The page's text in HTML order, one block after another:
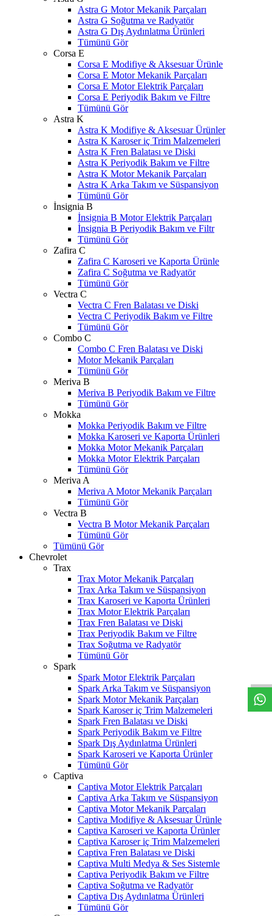
Astra G Motor Mekanik Parçaları
Astra G Soğutma ve Radyatör
Astra G Dış Aydınlatma Ürünleri
Tümünü Gör
Corsa E
Corsa E Modifiye & Aksesuar Ürünle
Corsa E Motor Mekanik Parçaları
Corsa E Motor Elektrik Parçaları
Corsa E Periyodik Bakım ve Filtre
Tümünü Gör
Astra K
Astra K Modifiye & Aksesuar Ürünler
Astra K Karoser iç Trim Malzemeleri
Astra K Fren Balatası ve Diski
Astra K Periyodik Bakım ve Filtre
Astra K Motor Mekanik Parçaları
Astra K Arka Takım ve Süspansiyon
Tümünü Gör
İnsignia B
İnsignia B Motor Elektrik Parçaları
İnsignia B Periyodik Bakım ve Filtr
Tümünü Gör
Zafira C
Zafira C Karoseri ve Kaporta Ürünle
Zafira C Soğutma ve Radyatör
Tümünü Gör
Vectra C
Vectra C Fren Balatası ve Diski
Vectra C Periyodik Bakım ve Filtre
Tümünü Gör
Combo C
Combo C Fren Balatası ve Diski
Motor Mekanik Parçaları
Tümünü Gör
Meriva B
Meriva B Periyodik Bakım ve Filtre
Tümünü Gör
Mokka
Mokka Periyodik Bakım ve Filtre
Mokka Karoseri ve Kaporta Ürünleri
Mokka Motor Mekanik Parçaları
Mokka Motor Elektrik Parçaları
Tümünü Gör
Meriva A
Meriva A Motor Mekanik Parçaları
Tümünü Gör
Vectra B
Vectra B Motor Mekanik Parçaları
Tümünü Gör
Tümünü Gör
Chevrolet
Trax
Trax Motor Mekanik Parçaları
Trax Arka Takım ve Süspansiyon
Trax Karoseri ve Kaporta Ürünleri
Trax Motor Elektrik Parçaları
Trax Fren Balatası ve Diski
Trax Periyodik Bakım ve Filtre
Trax Soğutma ve Radyatör
Tümünü Gör
Spark
Spark Motor Elektrik Parçaları
Spark Arka Takım ve Süspansiyon
Spark Motor Mekanik Parçaları
Spark Karoser iç Trim Malzemeleri
Spark Fren Balatası ve Diski
Spark Periyodik Bakım ve Filtre
Spark Dış Aydınlatma Ürünleri
Spark Karoseri ve Kaporta Ürünler
Tümünü Gör
Captiva
Captiva Motor Elektrik Parçaları
Captiva Arka Takım ve Süspansiyon
Captiva Motor Mekanik Parçaları
Captiva Modifiye & Aksesuar Ürünle
Captiva Karoseri ve Kaporta Ürünler
Captiva Karoser iç Trim Malzemeleri
Captiva Fren Balatası ve Diski
Captiva Multi Medya & Ses Sistemle
Captiva Periyodik Bakım ve Filtre
Captiva Soğutma ve Radyatör
Captiva Dış Aydınlatma Ürünleri
Tümünü Gör